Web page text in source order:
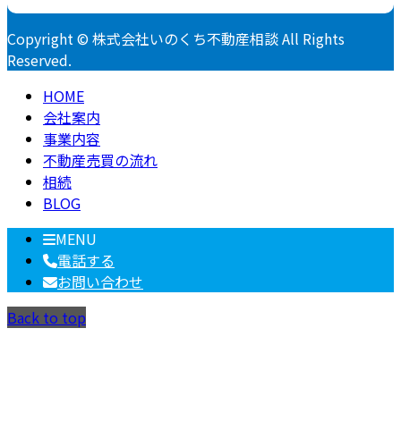
Copyright © 株式会社いのくち不動産相談 All Rights
Reserved.
HOME
会社案内
事業内容
不動産売買の流れ
相続
BLOG
MENU
電話する
お問い合わせ
Back to top